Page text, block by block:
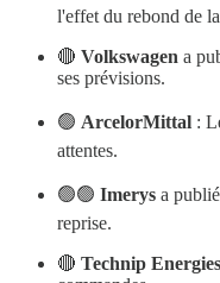
l'effet du rebond de
🔴 Volkswagen a
ses prévisions.
🟢 ArcelorMittal :
attentes.
🟢🟢 Imerys a
reprise.
🔴 Technip Energies